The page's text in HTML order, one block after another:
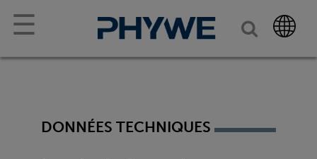
☰
DONNÉES TECHNIQUES